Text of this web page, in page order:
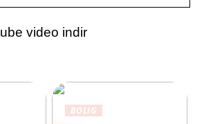
video indir
BOLIG